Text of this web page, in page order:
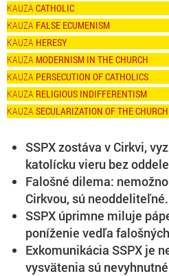
CATHOLIC
FALSE ECUMENISM
HERESY
MODERNISM IN THE CHURCH
PERSECUTION OF CATHOLICS
RELIGIOUS INDIFFERENTISM
SECULARIZATION OF THE CHURCH
SSPX zostáva v Cirkvi,
katolícku vieru bez
Falošné dilema:
Cirkvou, sú neoddeliteľné.
SSPX úprimne miluje
poníženie vedľa
Exkomunikácia SSPX je
vysvätenia sú